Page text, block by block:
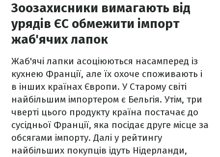
Зоозахисники вимагають від
урядів ЄС обмежити імпорт
жаб'ячих лапок
Жаб'ячі лапки асоціюються насамперед із
кухнею Франції, але їх охоче споживають і
в інших країнах Європи. У Старому світі
найбільшим імпортером є Бельгія. Утім, три
чверті цього продукту країна постачає до
сусідньої Франції, яка посідає друге місце за
обсягами імпорту. Далі у рейтингу
найбільших покупців ідуть Нідерланди,